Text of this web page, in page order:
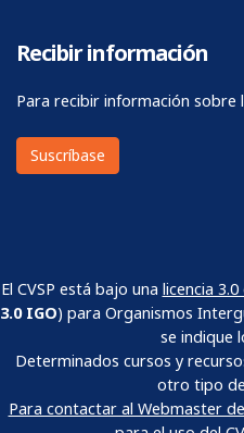
Recibir información
Para recibir información sobre
Suscríbase
El CVSP está bajo una licencia
3.0 IGO) para Organismos
se indique
Determinados cursos y
otro tipo de
Para contactar al Webmaster